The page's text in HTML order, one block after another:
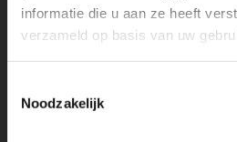
informatie die u aan ze heeft
verzameld op basis van uw
Noodzakelijk
Ons maatwerk van staal met
voorzien van een
Benieuwd geworden? Kom eens